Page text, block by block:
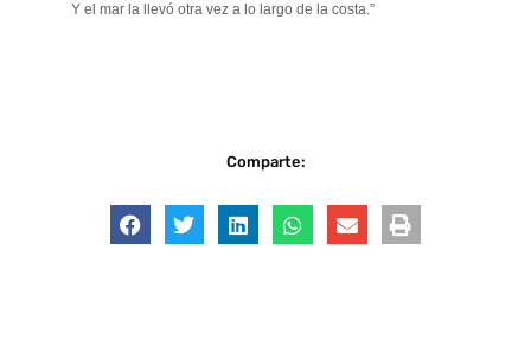
Y el mar la llevó otra vez a lo largo de la costa.”
Comparte: